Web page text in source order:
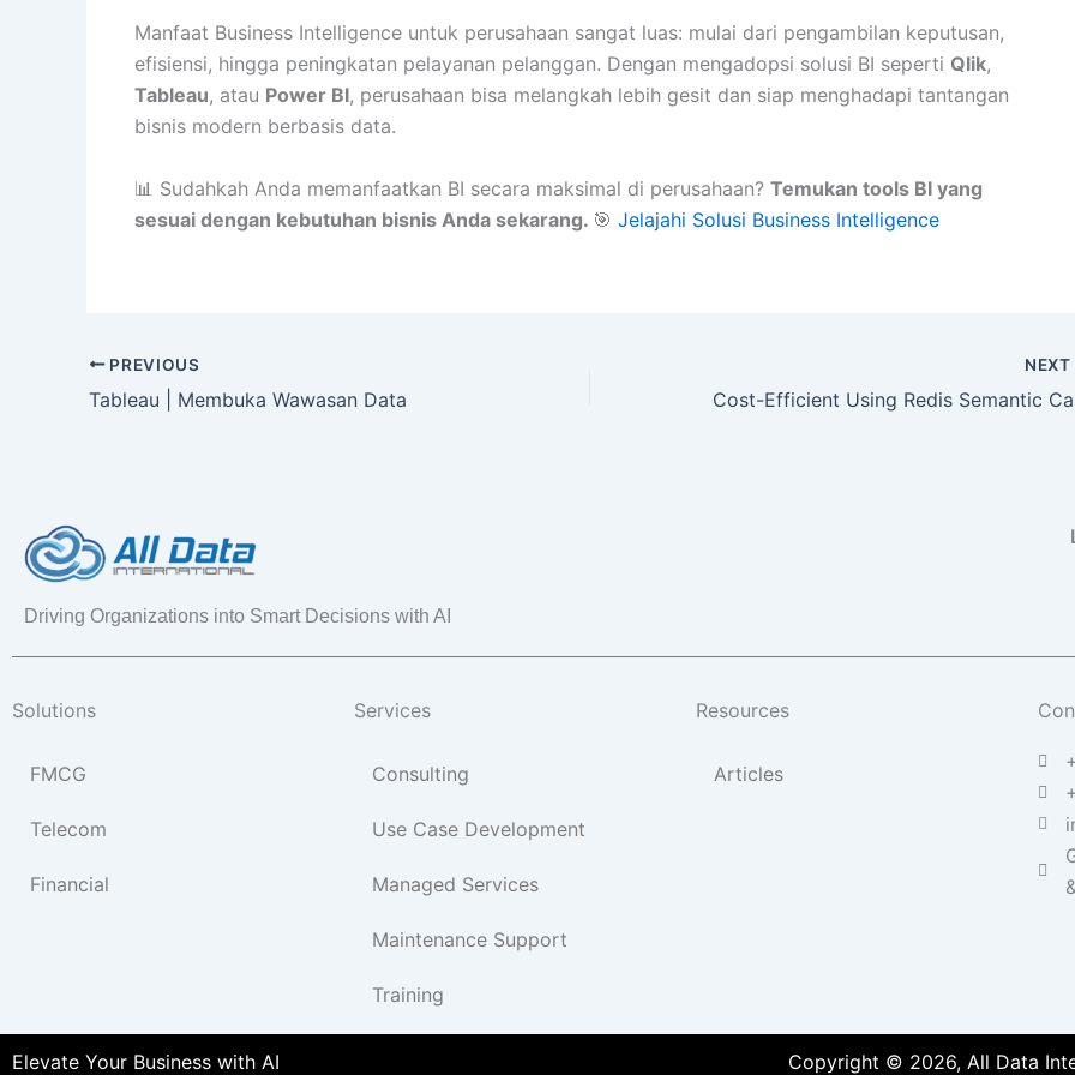
Manfaat Business Intelligence untuk perusahaan sangat luas: mulai dari pengambilan keputusan,
efisiensi, hingga peningkatan pelayanan pelanggan. Dengan mengadopsi solusi BI seperti Qlik,
Tableau, atau Power BI, perusahaan bisa melangkah lebih gesit dan siap menghadapi tantangan
bisnis modern berbasis data.
📊 Sudahkah Anda memanfaatkan BI secara maksimal di perusahaan? Temukan tools BI yang
sesuai dengan kebutuhan bisnis Anda sekarang. 🎯 Jelajahi Solusi Business Intelligence
PREVIOUS
Tableau | Membuka Wawasan Data
NEXT
Driving Organizations into Smart Decisions with AI
Solutions
FMCG
Telecom
Financial
Services
Consulting
Use Case Development
Managed Services
Maintenance Support
Training
Resources
Articles
Elevate Your Business with AI Copyright © 2026, All Data